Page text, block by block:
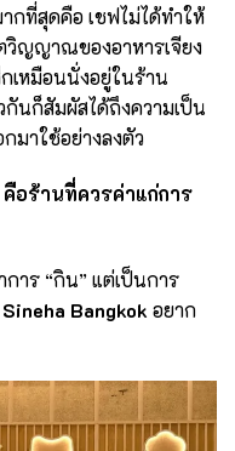
กที่สุดคือ เชฟไม่ได้ทำให้
วิญญาณของอาหารเจียง
เหมือนนั่งอยู่ในร้าน
นก็สัมผัสได้ถึงความเป็น
มาใช้อย่างลงตัว
คือร้านที่ควรค่าแก่การ
าร “กิน” แต่เป็นการ
Sineha Bangkok อยาก